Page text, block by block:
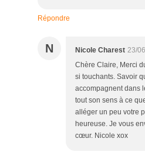
Répondre
N Nicole Charest 23/
Chère Claire, Merci
si touchants. Savoir
accompagnent dans
tout son sens à ce
alléger un peu votre
heureuse. Je vous
cœur. Nicole xox